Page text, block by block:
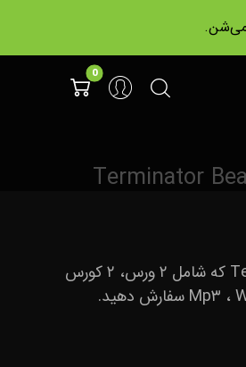
می‌شن.
بیت ترپ StayDown با آهنگسازی Terminator Beatz که شامل ۲ ورس، ۲ کورس